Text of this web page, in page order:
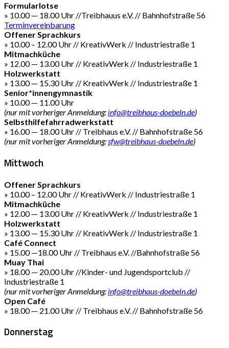
Formularlotse
» 10.00 — 18.00 Uhr //Treibhauus e.V. // Bahnhofstraße 56
Terminvereinbarung
Offener Sprachkurs
» 10.00 – 12.00 Uhr // KreativWerk // Industriestraße 1
Mitmachküche
» 12.00 — 13.00 Uhr // KreativWerk // Industriestraße 1
Holzwerkstatt
» 13.00 — 15.30 Uhr // KreativWerk // Industriestraße 1
Senior*innengymnastik
» 10.00 — 11.00 Uhr
(nur mit vorheriger Anmeldung: info@treibhaus-doebeln.de)
Selbsthilfefahrradwerkstatt
» 16.00 — 18.00 Uhr // Treibhaus e.V. // Bahnhofstraße 56
(nur mit vorheriger Anmeldung:sfw@treibhaus-doebeln.de)
Mittwoch
Offener Sprachkurs
» 10.00 – 12.00 Uhr // KreativWerk // Industriestraße 1
Mitmachküche
» 12.00 — 13.00 Uhr // KreativWerk // Industriestraße 1
Holzwerkstatt
» 13.00 — 15.30 Uhr // KreativWerk // Industriestraße 1
Café Connect
» 15.00 —18.00 Uhr // Treibhaus e.V. //Bahnhofstraße 56
Muay Thai
» 18.00 — 20.00 Uhr //Kinder- und Jugendsportclub //
Industriestraße 1
(nur mit vorheriger Anmeldung: info@treibhaus-doebeln.de)
Open Café
» 18.00 — 21.00 Uhr // Treibhaus e.V. // Bahnhofstraße 56
Donnerstag